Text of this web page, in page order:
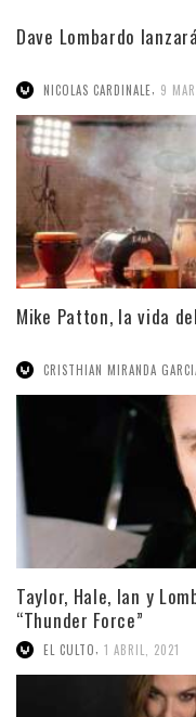
Dave Lombardo
NICOLAS CARDINALE, 9
Mike Patton, la vida
CRISTHIAN MIRANDA
Taylor, Hale, Ian y
“Thunder Force”
EL CULTO 1 ABRIL, 2021